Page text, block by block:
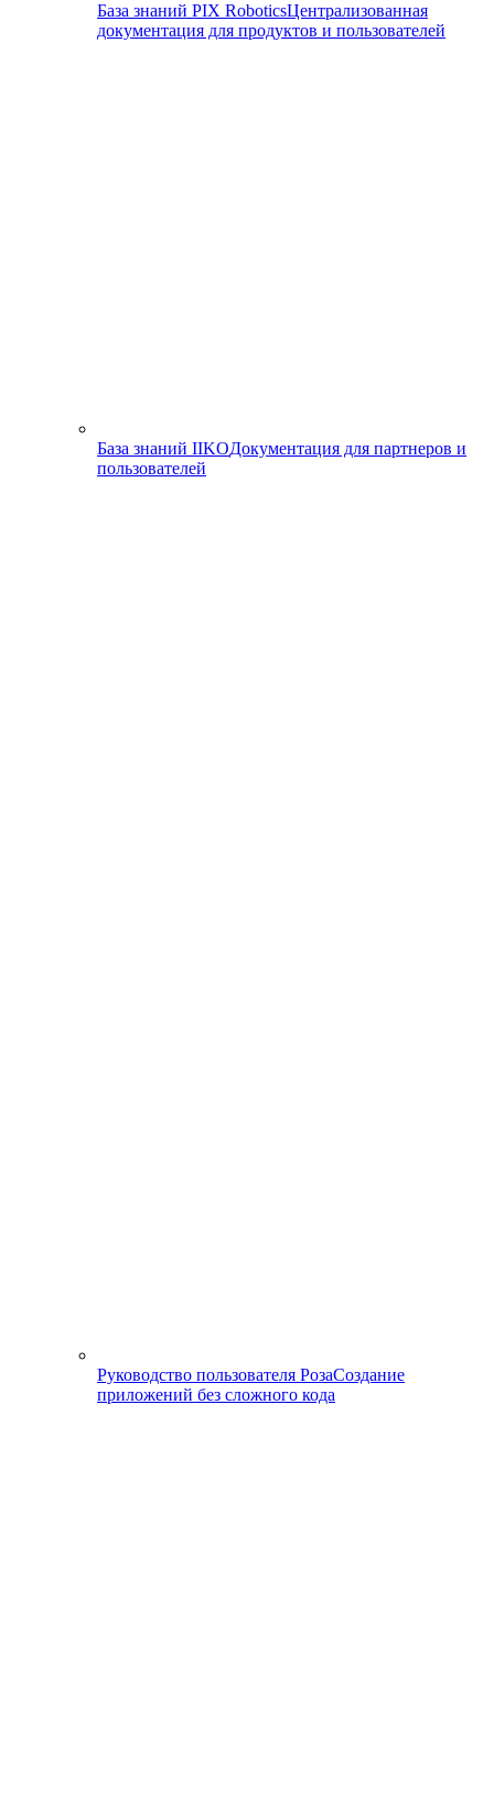
База знаний PIX RoboticsЦентрализованная
документация для продуктов и пользователей
База знаний IIKOДокументация для партнеров и
пользователей
Руководство пользователя РозаСоздание
приложений без сложного кода